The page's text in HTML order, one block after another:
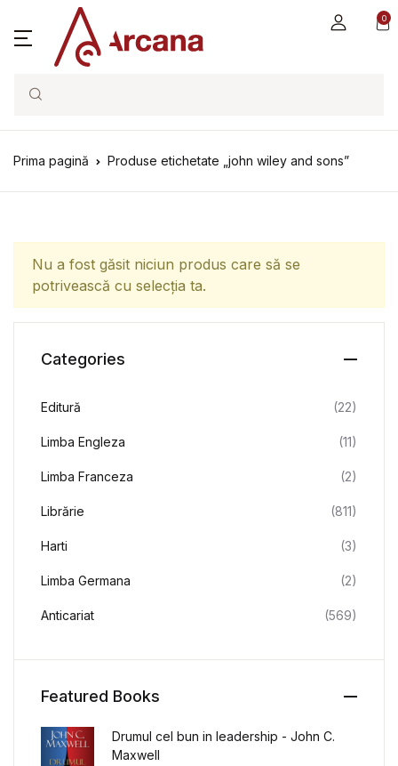
0
Search
Prima pagină Produse etichetate „john wiley and sons”
Nu a fost găsit niciun produs care să se
potrivească cu selecția ta.
Categories
Editură (22)
Limba Engleza (11)
Limba Franceza (2)
Librărie (811)
Harti (3)
Limba Germana (2)
Anticariat (569)
Featured Books
Drumul cel bun in leadership - John C.
Maxwell